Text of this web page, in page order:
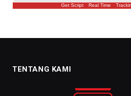
Get Script Real Time
TENTANG KAMI